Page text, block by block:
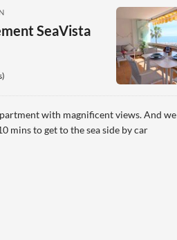
SeaVista
with magnificent views. And we
were Only 10 mins to get to the sea side by car